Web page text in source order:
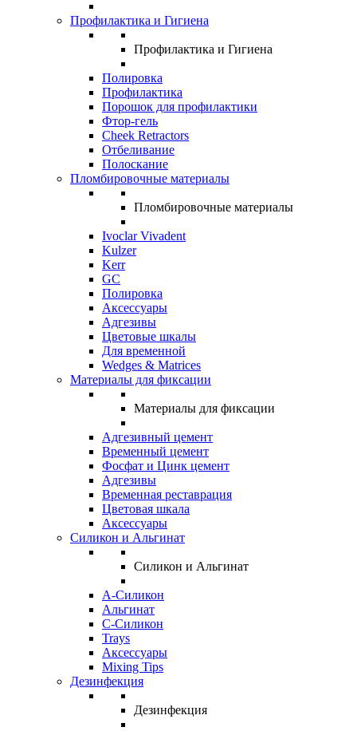
Профилактика и Гигиена
Профилактика и Гигиена
Полировка
Профилактика
Порошок для профилактики
Фтор-гель
Cheek Retractors
Отбеливание
Полоскание
Пломбировочные материалы
Пломбировочные материалы
Ivoclar Vivadent
Kulzer
Kerr
GC
Полировка
Аксессуары
Адгезивы
Цветовые шкалы
Для временной
Wedges & Matrices
Материалы для фиксации
Материалы для фиксации
Адгезивный цемент
Временный цемент
Фосфат и Цинк цемент
Адгезивы
Временная реставрация
Цветовая шкала
Аксессуары
Силикон и Альгинат
Силикон и Альгинат
A-Силикон
Альгинат
C-Силикон
Trays
Аксессуары
Mixing Tips
Дезинфекция
Дезинфекция